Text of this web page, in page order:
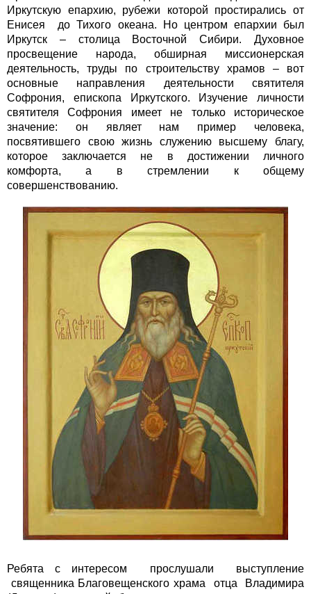
Иркутскую епархию, рубежи которой простирались от
Енисея до Тихого океана. Но центром епархии был
Иркутск – столица Восточной Сибири. Духовное
просвещение народа, обширная миссионерская
деятельность, труды по строительству храмов – вот
основные направления деятельности святителя
Софрония, епископа Иркутского. Изучение личности
святителя Софрония имеет не только историческое
значение: он являет нам пример человека,
посвятившего свою жизнь служению высшему благу,
которое заключается не в достижении личного
комфорта, а в стремлении к общему
совершенствованию.
Ребята с интересом прослушали выступление
священника Благовещенского храма отца Владимира